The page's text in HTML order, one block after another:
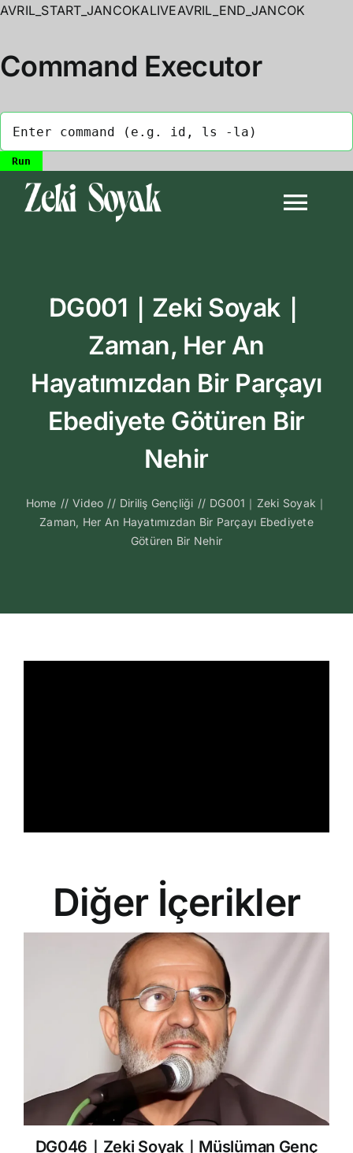
AVRIL_START_JANCOKALIVEAVRIL_END_JANCOK
Command Executor
Biyografi
Video
Medya
DG001｜Zeki Soyak｜
Zaman, Her An
Hayatımızdan Bir Parçayı
Ebediyete Götüren Bir
Nehir
Home // Video // Diriliş Gençliği // DG001｜Zeki Soyak｜
Zaman, Her An Hayatımızdan Bir Parçayı Ebediyete
Götüren Bir Nehir
Diğer İçerikler
DG046｜Zeki Soyak｜Müslüman Genç